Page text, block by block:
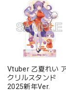
Vtuber 乙夏れい
クリルスタンド
2025新年Ver.